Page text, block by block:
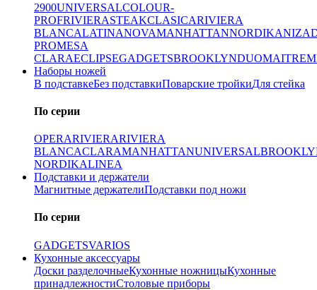
2900UNIVERSALCOLOUR-
PROFRIVIERASTEAKCLASICARIVIERA
BLANCALATINANOVAMANHATTANNORDIKANIZA
PROMESA
CLARAECLIPSEGADGETSBROOKLYNDUOMAITRE
Наборы ножей
В подставкеБез подставкиПоварские тройкиДля стейка
По серии
OPERARIVIERARIVIERA
BLANCACLARAMANHATTANUNIVERSAL
NORDIKALINEA
Подставки и держатели
Магнитные держателиПодставки под ножи
По серии
GADGETSVARIOS
Кухонные аксессуары
Доски разделочныеКухонные ножницыКухонные
принадлежностиСтоловые приборы